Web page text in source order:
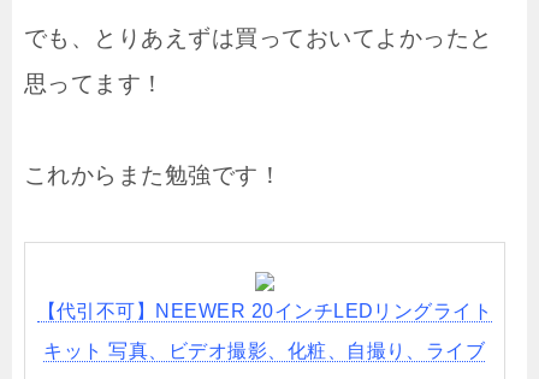
でも、とりあえずは買っておいてよかったと
思ってます！
これからまた勉強です！
【代引不可】NEEWER 20インチLEDリングライト
キット 写真、ビデオ撮影、化粧、自撮り、ライブ